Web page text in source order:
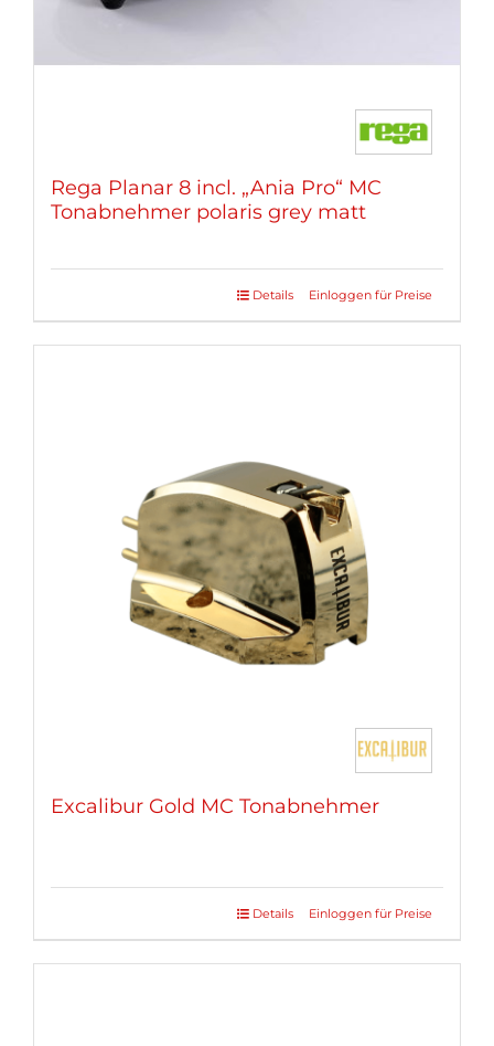
Rega Planar 8 incl. „Ania Pro“ MC
Tonabnehmer polaris grey matt
Einloggen für Preise
Details
Excalibur Gold MC Tonabnehmer
Einloggen für Preise
Details